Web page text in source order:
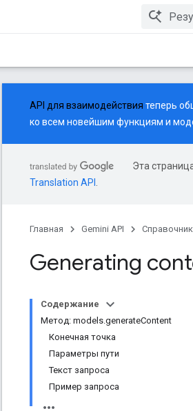
API для взаимодействия теперь
ко всем новейшим функциям и
Эта
Translation API
Главная Gemini API
Generating
Содержание
Метод: models.generateContent
Конечная точка
Параметры пути
Текст запроса
Пример запроса